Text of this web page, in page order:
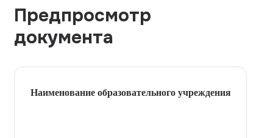
Предпросмотр
документа
Наименование образовательного учреждения